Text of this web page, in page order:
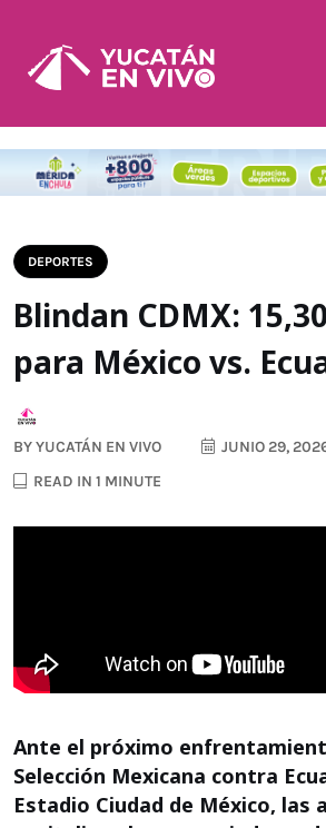
DEPORTES
Blindan CDMX:
para México vs.
BYYUCATÁN EN VIVO
JUNIO 29,
READ IN 1 MINUTE
Ante el próximo
Selección Mexicana contra
Estadio Ciudad de México, las